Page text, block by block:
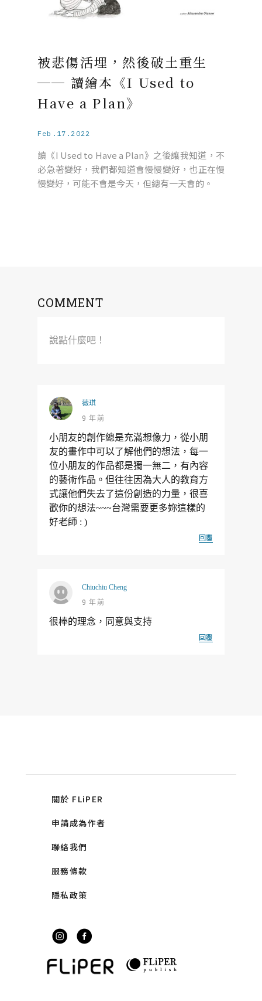
被悲傷活埋，然後破土重生
── 讀繪本《I Used to
Have a Plan》
Feb.17.2022
讀《I Used to Have a Plan》之後讓我知道，不
必急著變好，我們都知道會慢慢變好，也正在慢
慢變好，可能不會是今天，但總有一天會的。
COMMENT
說點什麼吧！
薇琪
9 年前
小朋友的創作總是充滿想像力，從小朋
友的畫作中可以了解他們的想法，每一
位小朋友的作品都是獨一無二，有內容
的藝術作品。但往往因為大人的教育方
式讓他們失去了這份創造的力量，很喜
歡你的想法~~~台灣需要更多妳這樣的
好老師 : )
回覆
Chiuchiu Cheng
9 年前
很棒的理念，同意與支持
回覆
關於 FLiPER
申請成為作者
聯絡我們
服務條款
隱私政策